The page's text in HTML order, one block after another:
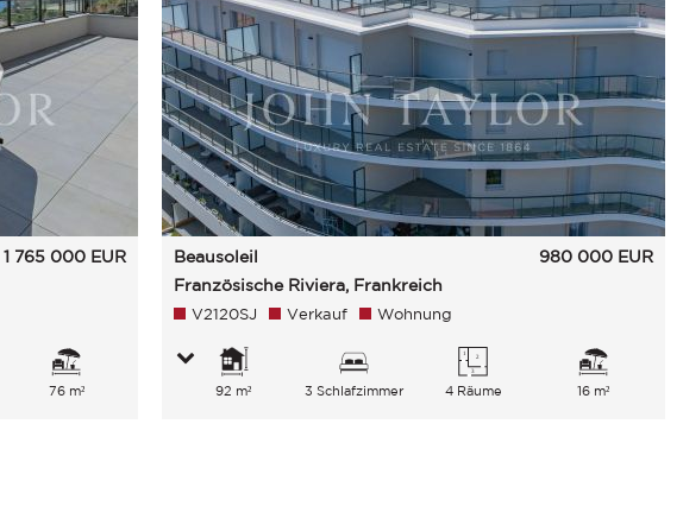
1 765 000 EUR
76 m²
Beausoleil
Französische Riviera, Frankreich
980 000 EUR
V2120SJ Verkauf Wohnung
92 m² 3 Schlafzimmer 4 Räume 16 m²